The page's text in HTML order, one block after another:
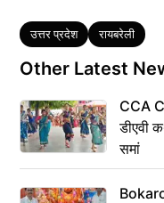
Tags
उत्तर प्रदेश रायबरेली
Other Latest
CCA
डीएवी
समां